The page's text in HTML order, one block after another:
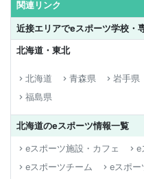
関連リンク
近接エリアでeスポーツ学校・
北海道・東北
keyboard_arrow_right 北海道 keyboard_arrow_right 青森県 keyboard_arrow_right 岩手県
keyboard_arrow_right 福島県
北海道のeスポーツ情報一覧
keyboard_arrow_right eスポーツ施設・カフェ keyboard_arrow_right e
keyboard_arrow_right eスポーツチーム keyboard_arrow_right eスポー